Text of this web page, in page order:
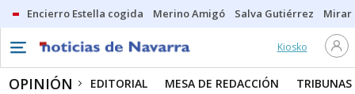
Encierro Estella cogida Merino Amigó Salva Gutiérrez Mirar
Kiosko
OPINIÓN EDITORIAL MESA DE REDACCIÓN TRIBUNAS